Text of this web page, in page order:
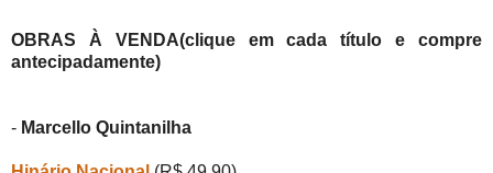
OBRAS À VENDA(clique em cadatítu lo e compre
antecipadamente)
- Marcello Quintanilha